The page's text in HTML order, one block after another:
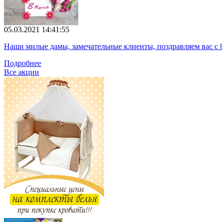
05.03.2021 14:41:55
Наши милые дамы, замечательные клиенты, поздравляем вас с
Подробнее
Все акции